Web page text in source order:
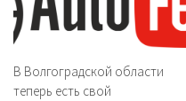
В Волгоградской области
теперь есть свой